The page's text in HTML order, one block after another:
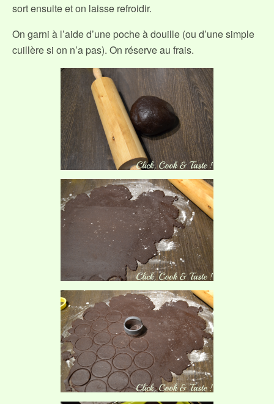
sort ensuite et on laisse refroidir.
On garni à l’aide d’une poche à douille (ou d’une simple
cuillère si on n’a pas). On réserve au frais.